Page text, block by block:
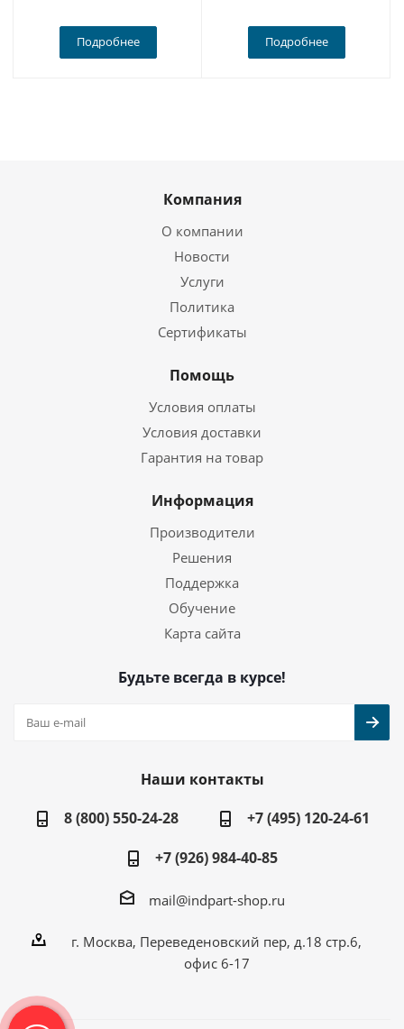
Подробнее Подробнее
Компания
О компании
Новости
Услуги
Политика
Сертификаты
Помощь
Условия оплаты
Условия доставки
Гарантия на товар
Информация
Производители
Решения
Поддержка
Обучение
Карта сайта
Будьте всегда в курсе!
Наши контакты
8 (800) 550-24-28
+7 (495) 120-24-61
+7 (926) 984-40-85
mail@indpart-shop.ru
г. Москва, Переведеновский пер, д.18 стр.6,
офис 6-17